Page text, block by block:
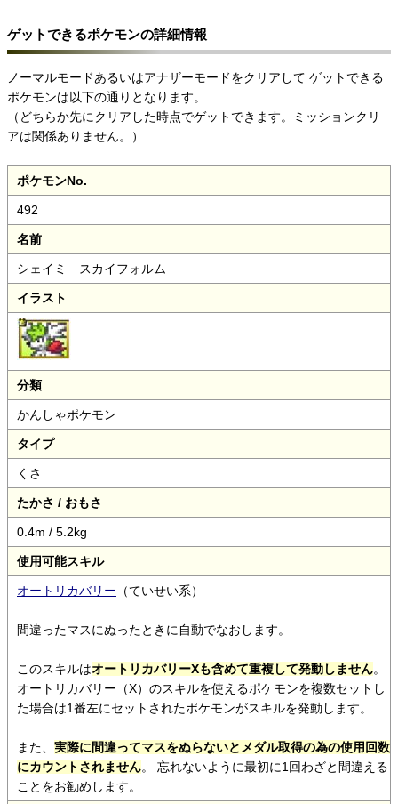
ゲットできるポケモンの詳細情報
ノーマルモードあるいはアナザーモードをクリアして ゲットできる
ポケモンは以下の通りとなります。
（どちらか先にクリアした時点でゲットできます。
ミッションクリ
アは関係ありません。）
ポケモンNo.
492
名前
シェイミ スカイフォルム
イラスト
分類
かんしゃポケモン
タイプ
くさ
たかさ / おもさ
0.4m / 5.2kg
使用可能スキル
オートリカバリー （ていせい系）
間違ったマスにぬったときに自動でなおします。
このスキルはオートリカバリーXも含めて重複して発動しません。
オートリカバリー（X）のスキルを使えるポケモンを複数セットし
た場合は1番左にセットされたポケモンがスキルを発動します。
また、 実際に間違ってマスをぬらないとメダル取得の為の使用回数
にカウントされません。 忘れないように最初に1回わざと間違える
ことをお勧めします。